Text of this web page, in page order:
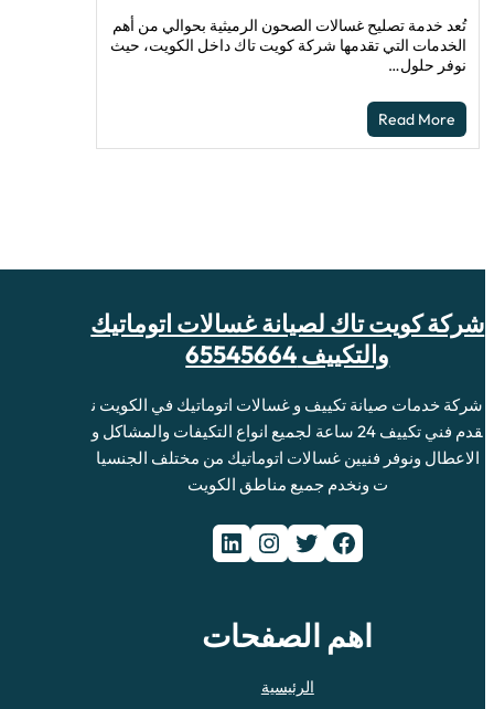
تُعد خدمة تصليح غسالات الصحون الرميثية بحوالي من أهم
الخدمات التي تقدمها شركة كويت تاك داخل الكويت، حيث
نوفر حلول…
Read More
شركة كويت تاك لصيانة غسالات اتوماتيك
والتكييف 65545664
شركة خدمات صيانة تكييف و غسالات اتوماتيك في الكويت ن
قدم فني تكييف 24 ساعة لجميع انواع التكيفات والمشاكل و
الاعطال ونوفر فنيين غسالات اتوماتيك من مختلف الجنسيا
ت ونخدم جميع مناطق الكويت
فيسبوك تويتر إنستجرام لينكد إن
اهم الصفحات
الرئيسية